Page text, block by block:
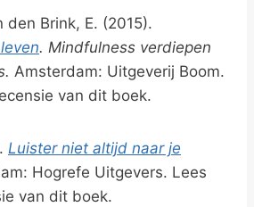
den Brink, E. (2015).
. Mindfulness verdiepen
Amsterdam: Uitgeverij Boom.
van dit boek.
Luister niet altijd naar je
Hogrefe Uitgevers. Lees
van dit boek.